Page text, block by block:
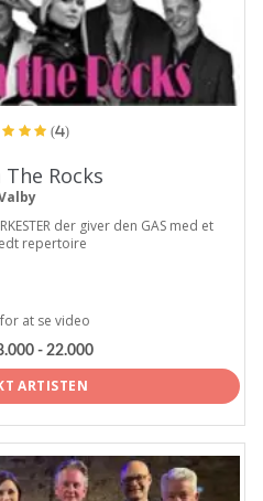
(4)
Rocks
der giver den GAS med et
repertoire
at se video
- 22.000
ARTISTEN